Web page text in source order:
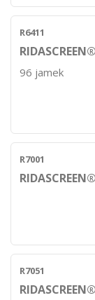
R6411
96 jamek
R7001
R7051